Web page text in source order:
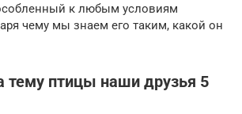
к любым условиям
чему мы знаем его таким, какой он
тему птицы наши друзья 5